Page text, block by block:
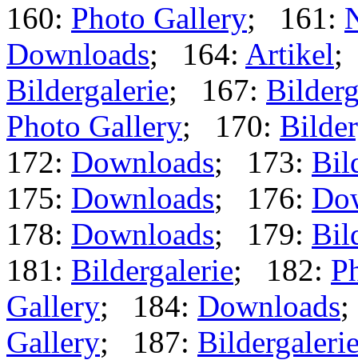
160: Photo Gallery; 161:
Downloads; 164: Artikel;
Bildergalerie; 167:
Photo Gallery; 170:
172: Downloads; 173:
175: Downloads; 176:
178: Downloads; 179:
181: Bildergalerie; 182:
Gallery; 184: Downloads
Gallery; 187: